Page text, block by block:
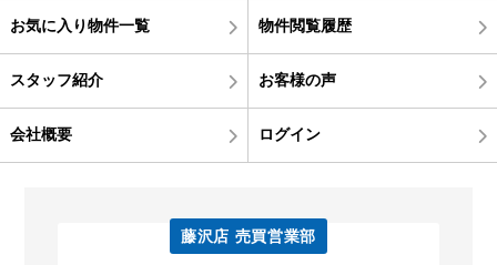
お気に入り物件一覧 物件閲覧履歴
スタッフ紹介 お客様の声
会社概要 ログイン
藤沢店 売買営業部